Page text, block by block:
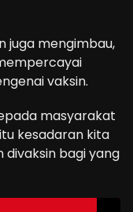
juga mengimbau,
vaksin.
masyarakat
kesadaran kita
divaksin bagi yang